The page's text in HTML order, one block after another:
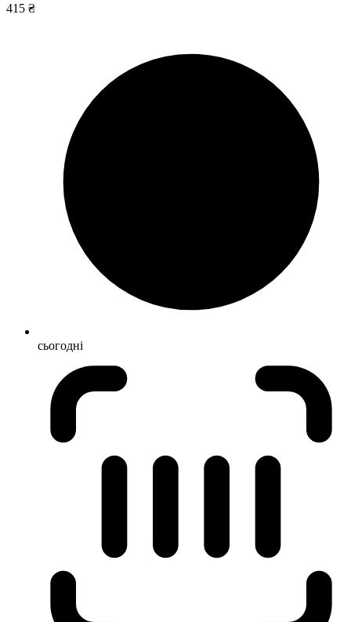
415 ₴
сьогодні